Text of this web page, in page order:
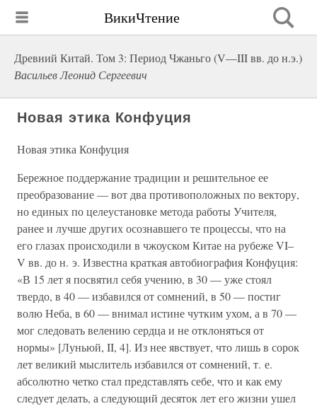
ВикиЧтение
Древний Китай. Том 3: Период Чжаньго (V—III вв. до н.э.)
Васильев Леонид Сергеевич
Новая этика Конфуция
Новая этика Конфуция
Бережное поддержание традиции и решительное ее
преобразование — вот два противоположных по вектору,
но единых по целеустановке метода работы Учителя,
ранее и лучше других осознавшего те процессы, что на
его глазах происходили в чжоуском Китае на рубеже VI–
V вв. до н. э. Известна краткая автобиография Конфуция:
«В 15 лет я посвятил себя учению, в 30 — уже стоял
твердо, в 40 — избавился от сомнений, в 50 — постиг
волю Неба, в 60 — внимал истине чутким ухом, а в 70 —
мог следовать велению сердца и не отклоняться от
нормы» [Луньюй, II, 4]. Из нее явствует, что лишь в сорок
лет великий мыслитель избавился от сомнений, т. е.
абсолютно четко стал представлять себе, что и как ему
следует делать, а следующий десяток лет его жизни ушел